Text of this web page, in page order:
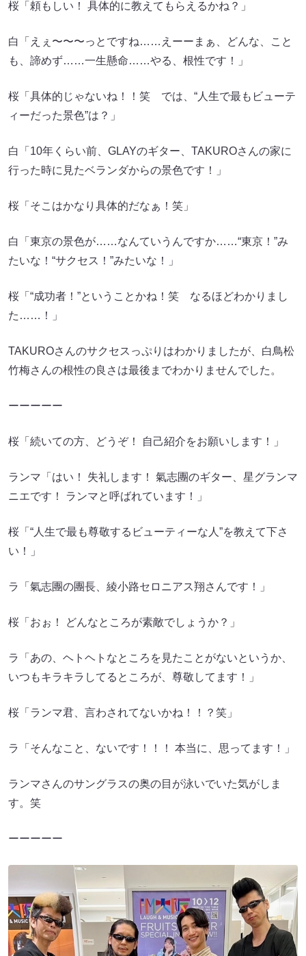
桜「頼もしい！ 具体的に教えてもらえるかね？」
白「えぇ〜〜〜っとですね……えーーまぁ、どんな、こと
も、諦めず……一生懸命……やる、根性です！」
桜「具体的じゃないね！！笑 では、“人生で最もビューテ
ィーだった景色”は？」
白「10年くらい前、GLAYのギター、TAKUROさんの家に
行った時に見たベランダからの景色です！」
桜「そこはかなり具体的だなぁ！笑」
白「東京の景色が……なんていうんですか……“東京！”み
たいな！“サクセス！”みたいな！」
桜「“成功者！”ということかね！笑 なるほどわかりまし
た……！」
TAKUROさんのサクセスっぷりはわかりましたが、白鳥松
竹梅さんの根性の良さは最後までわかりませんでした。
ーーーーー
桜「続いての方、どうぞ！ 自己紹介をお願いします！」
ランマ「はい！ 失礼します！ 氣志團のギター、星グランマ
ニエです！ ランマと呼ばれています！」
桜「“人生で最も尊敬するビューティーな人”を教えて下さ
い！」
ラ「氣志團の團長、綾小路セロニアス翔さんです！」
桜「おぉ！ どんなところが素敵でしょうか？」
ラ「あの、ヘトヘトなところを見たことがないというか、
いつもキラキラしてるところが、尊敬してます！」
桜「ランマ君、言わされてないかね！！？笑」
ラ「そんなこと、ないです！！！ 本当に、思ってます！」
ランマさんのサングラスの奥の目が泳いでいた気がしま
す。笑
ーーーーー